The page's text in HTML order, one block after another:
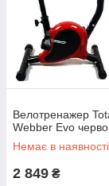
Велотренажер
Webber Evo
Немає в наявності
2 849 ₴